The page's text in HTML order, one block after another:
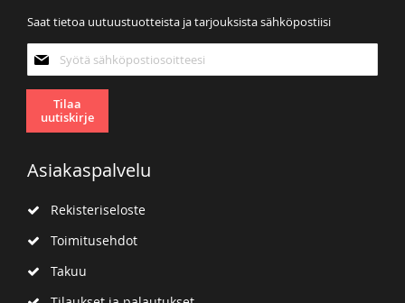
Saat tietoa uutuustuotteista ja tarjouksista sähköpostiisi
uutiskirjeemme:
Tilaa
uutiskirje
Asiakaspalvelu
Rekisteriseloste
Toimitusehdot
Takuu